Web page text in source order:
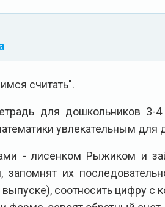
считать".
для дошкольников
увлекательным для
- лисенком Рыжиком и
их
соотносить цифру с